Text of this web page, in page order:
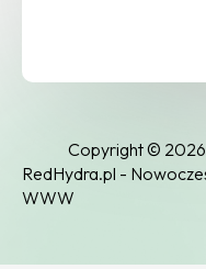
Copyright © 2026
RedHydra.pl -
WWW